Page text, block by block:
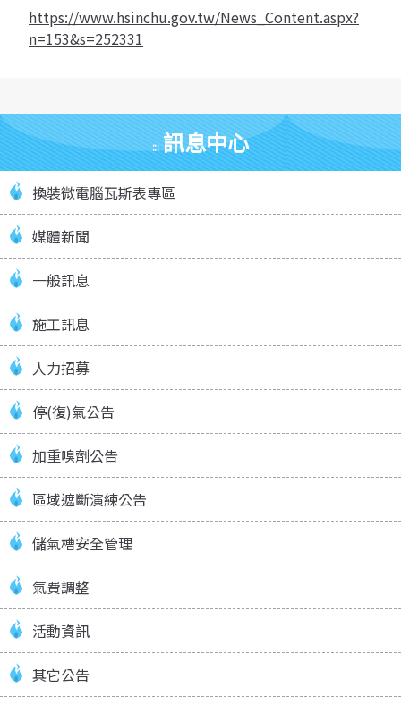
:::訊息中心
換裝微電腦瓦斯表專區
媒體新聞
一般訊息
施工訊息
人力招募
停(復)氣公告
加重嗅劑公告
區域遮斷演練公告
儲氣槽安全管理
氣費調整
活動資訊
其它公告
https://www.hsinchu.gov.tw/News_Content.aspx?
n=153&s=252331